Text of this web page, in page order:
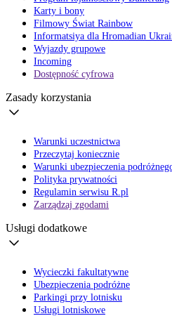
Karty i bony
Filmowy Świat Rainbow
Informatsiya dla Hromadian
Wyjazdy grupowe
Incoming
Dostępność cyfrowa
Zasady korzystania
Warunki uczestnictwa
Przeczytaj koniecznie
Warunki ubezpieczenia
Polityka prywatności
Regulamin serwisu R.pl
Zarządzaj zgodami
Usługi dodatkowe
Wycieczki fakultatywne
Ubezpieczenia podróżne
Parkingi przy lotnisku
Usługi lotniskowe